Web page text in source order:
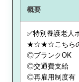
概要
✅特別養護老人
★☆★☆こちら
◎ブランクOK
◎交通費支給
◎再雇用制度有